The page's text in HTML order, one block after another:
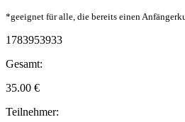
*geeignet für alle, die bereits einen
1783953933
Gesamt:
35.00 €
Teilnehmer: